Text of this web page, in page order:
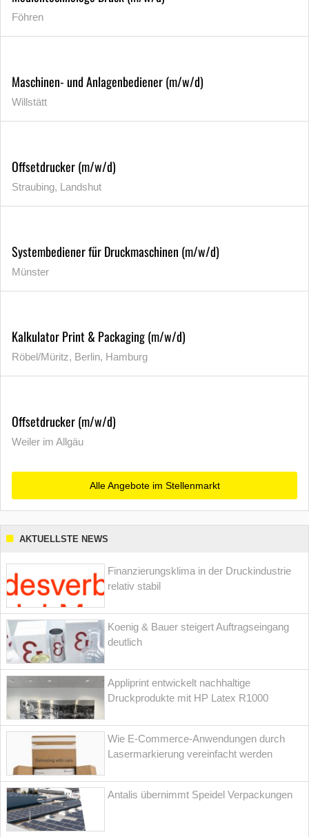
Föhren
Maschinen- und Anlagenbediener (m/w/d)
Willstätt
Offsetdrucker (m/w/d)
Straubing, Landshut
Systembediener für Druckmaschinen (m/w/d)
Münster
Kalkulator Print & Packaging (m/w/d)
Röbel/Müritz, Berlin, Hamburg
Offsetdrucker (m/w/d)
Weiler im Allgäu
Alle Angebote im Stellenmarkt
AKTUELLSTE NEWS
Finanzierungsklima in der Druckindustrie
relativ stabil
Koenig & Bauer steigert Auftragseingang
deutlich
Appliprint entwickelt nachhaltige
Druckprodukte mit HP Latex R1000
Wie E-Commerce-Anwendungen durch
Lasermarkierung vereinfacht werden
Antalis übernimmt Speidel Verpackungen